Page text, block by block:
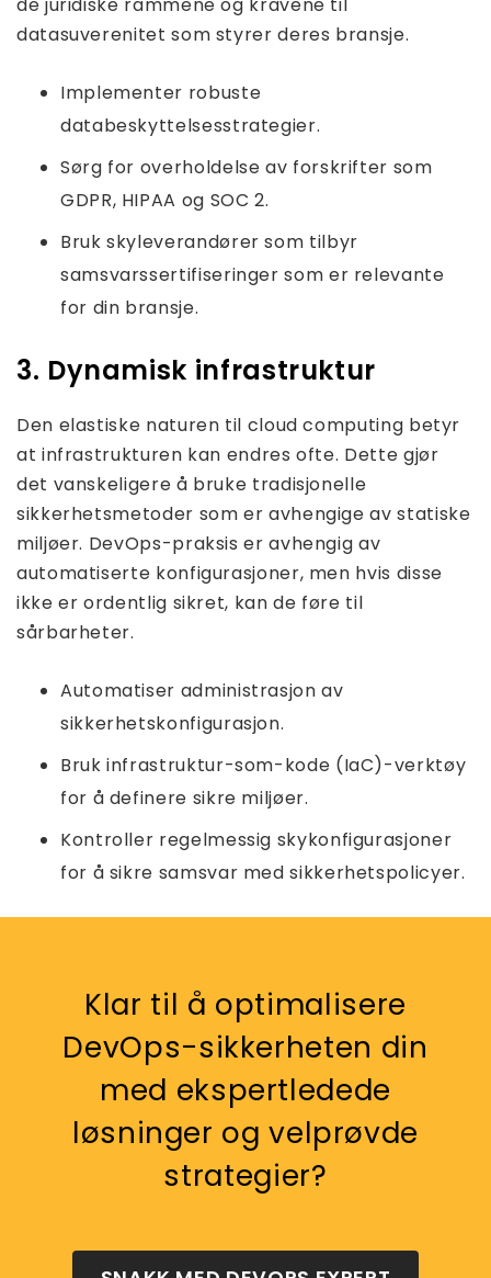
datasuverenitet som styrer deres bransje.
Implementer robuste
databeskyttelsesstrategier.
Sørg for overholdelse av forskrifter som
GDPR, HIPAA og SOC 2.
Bruk skyleverandører som tilbyr
samsvarssertifiseringer som er relevante
for din bransje.
3. Dynamisk infrastruktur
Den elastiske naturen til cloud computing betyr
at infrastrukturen kan endres ofte. Dette gjør
det vanskeligere å bruke tradisjonelle
sikkerhetsmetoder som er avhengige av statiske
miljøer. DevOps-praksis er avhengig av
automatiserte konfigurasjoner, men hvis disse
ikke er ordentlig sikret, kan de føre til
sårbarheter.
Automatiser administrasjon av
sikkerhetskonfigurasjon.
Bruk infrastruktur-som-kode (IaC)-verktøy
for å definere sikre miljøer.
Kontroller regelmessig skykonfigurasjoner
for å sikre samsvar med sikkerhetspolicyer.
Klar til å optimalisere
DevOps-sikkerheten din
med ekspertledede
løsninger og velprøvde
strategier?